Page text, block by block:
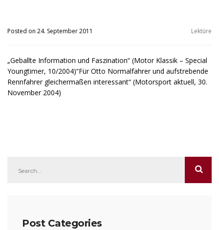
Posted on 24. September 2011 Lektüre
„Geballte Information und Faszination“ (Motor Klassik – Special
Youngtimer, 10/2004)“Für Otto Normalfahrer und aufstrebende
Rennfahrer gleichermaßen interessant“ (Motorsport aktuell, 30.
November 2004)
Post Categories